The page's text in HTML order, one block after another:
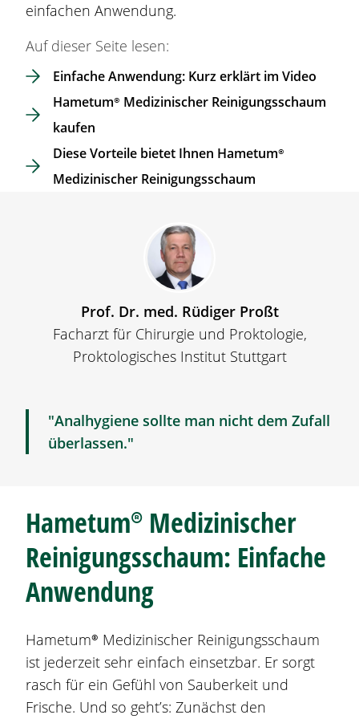
einfachen Anwendung.
Auf dieser Seite lesen:
Einfache Anwendung: Kurz erklärt im Video
Hametum® Medizinischer Reinigungsschaum
kaufen
Diese Vorteile bietet Ihnen Hametum®
Medizinischer Reinigungsschaum
Prof. Dr. med. Rüdiger Proßt
Facharzt für Chirurgie und Proktologie,
Proktologisches Institut Stuttgart
"Analhygiene sollte man nicht dem Zufall
überlassen."
Hametum® Medizinischer
Reinigungsschaum: Einfache
Anwendung
Hametum® Medizinischer Reinigungsschaum
ist jederzeit sehr einfach einsetzbar. Er sorgt
rasch für ein Gefühl von Sauberkeit und
Frische. Und so geht’s: Zunächst den